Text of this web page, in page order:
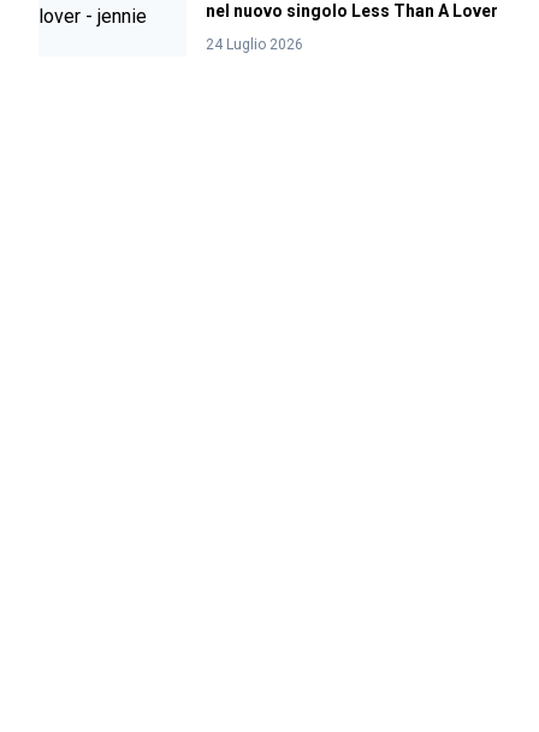
nel nuovo singolo Less Than A Lover
24 Luglio 2026